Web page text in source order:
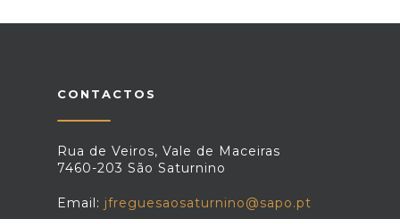
CONTACTOS
Rua de Veiros, Vale de Maceiras
7460-203 São Saturnino
Email: jfreguesaosaturnino@sapo.pt